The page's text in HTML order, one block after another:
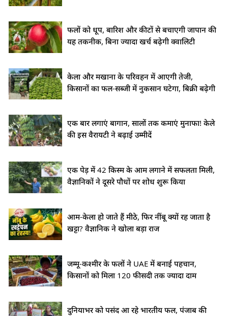
फलों को धूप, बारिश और कीटों से बचाएगी जापान की
यह तकनीक, बिना ज्यादा खर्च बढ़ेगी क्वालिटी
केला और मखाना के परिवहन में आएगी तेजी,
किसानों का फल-सब्जी में नुकसान घटेगा, बिक्री बढ़ेगी
एक बार लगाएं बागान, सालों तक कमाएं मुनाफा! केले
की इस वैरायटी ने बढ़ाई उम्मीदें
एक पेड़ में 42 किस्म के आम लगाने में सफलता मिली,
वैज्ञानिकों ने दूसरे पौधों पर शोध शुरू किया
आम-केला हो जाते हैं मीठे, फिर नींबू क्यों रह जाता है
खट्टा? वैज्ञानिक ने खोला बड़ा राज
जम्मू-कश्मीर के फलों ने UAE में बनाई पहचान,
किसानों को मिला 120 फीसदी तक ज्यादा दाम
दुनियाभर को पसंद आ रहे भारतीय फल, पंजाब की